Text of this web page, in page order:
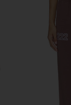
LIONESS